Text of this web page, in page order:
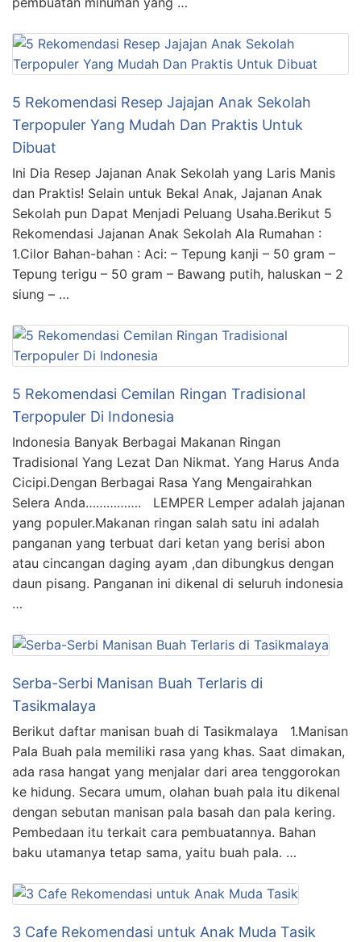
5 Rekomendasi Resep Jajajan Anak Sekolah
Terpopuler Yang Mudah Dan Praktis Untuk
Dibuat
Ini Dia Resep Jajanan Anak Sekolah yang Laris Manis
dan Praktis! Selain untuk Bekal Anak, Jajanan Anak
Sekolah pun Dapat Menjadi Peluang Usaha.Berikut 5
Rekomendasi Jajanan Anak Sekolah Ala Rumahan :
1.Cilor Bahan-bahan : Aci: – Tepung kanji – 50 gram –
Tepung terigu – 50 gram – Bawang putih, haluskan – 2
siung – …
5 Rekomendasi Cemilan Ringan Tradisional
Terpopuler Di Indonesia
Indonesia Banyak Berbagai Makanan Ringan
Tradisional Yang Lezat Dan Nikmat. Yang Harus Anda
Cicipi.Dengan Berbagai Rasa Yang Mengairahkan
Selera Anda……………. LEMPER Lemper adalah jajanan
yang populer.Makanan ringan salah satu ini adalah
panganan yang terbuat dari ketan yang berisi abon
atau cincangan daging ayam ,dan dibungkus dengan
daun pisang. Panganan ini dikenal di seluruh indonesia
…
Serba-Serbi Manisan Buah Terlaris di
Tasikmalaya
Berikut daftar manisan buah di Tasikmalaya 1.Manisan
Pala Buah pala memiliki rasa yang khas. Saat dimakan,
ada rasa hangat yang menjalar dari area tenggorokan
ke hidung. Secara umum, olahan buah pala itu dikenal
dengan sebutan manisan pala basah dan pala kering.
Pembedaan itu terkait cara pembuatannya. Bahan
baku utamanya tetap sama, yaitu buah pala. …
3 Cafe Rekomendasi untuk Anak Muda Tasik